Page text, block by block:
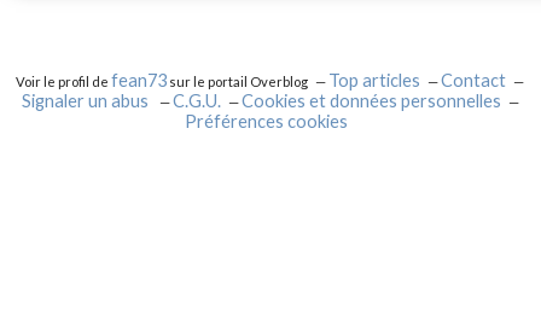
Voir le profil defean73 sur le portail Overblog Top articles
Contact
Signaler un abus
C.G.U.
Cookies et données personnelles
Préférences cookies